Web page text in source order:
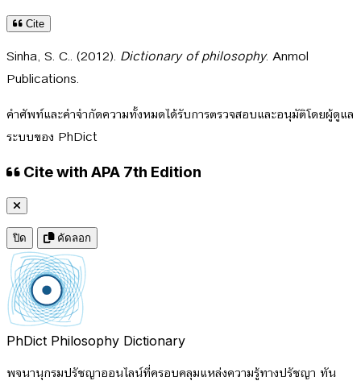
Cite
Sinha, S. C.. (2012). Dictionary of philosophy. Anmol
Publications.
คำศัพท์และคำจำกัดความทั้งหมดได้รับการตรวจสอบและอนุมัติโดยผู้ดูแล
ระบบของ PhDict
Cite with APA 7th Edition
ปิด คัดลอก
PhDict Philosophy Dictionary
พจนานุกรมปรัชญาออนไลน์ที่ครอบคลุมแหล่งความรู้ทางปรัชญา ทัน